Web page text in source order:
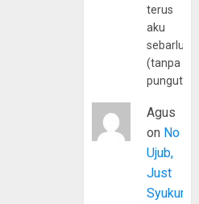
terus
aku
(tanpa
Agus
on No
Ujub,
Just
Syukur